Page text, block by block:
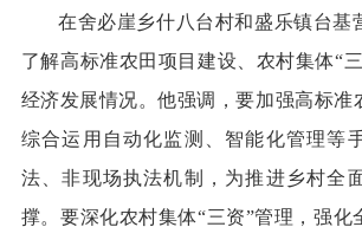
在舍必崖乡什八台村和盛乐镇台基
了解高标准农田项目建设、农村集体“
经济发展情况。他强调，要加强高标准
综合运用自动化监测、智能化管理等
法、非现场执法机制，为推进乡村全
撑。要深化农村集体“三资”管理，强化